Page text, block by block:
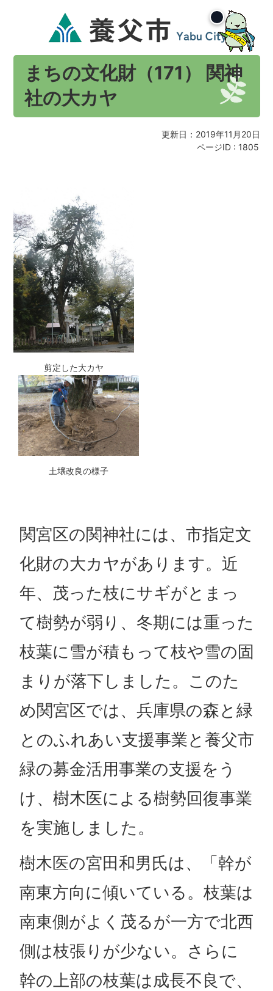
まちの文化財（171） 関神
社の大カヤ
更新日：2019年11月20日
ページID : 1805
剪定した大カヤ
土壌改良の様子
関宮区の関神社には、市指定文
化財の大カヤがあります。近
年、茂った枝にサギがとまっ
て樹勢が弱り、冬期には重った
枝葉に雪が積もって枝や雪の固
まりが落下しました。このた
め関宮区では、兵庫県の森と緑
とのふれあい支援事業と養父市
緑の募金活用事業の支援をう
け、樹木医による樹勢回復事業
を実施しました。
樹木医の宮田和男氏は、「幹が
南東方向に傾いている。枝葉は
南東側がよく茂るが一方で北西
側は枝張りが少ない。さらに
幹の上部の枝葉は成長不良で、